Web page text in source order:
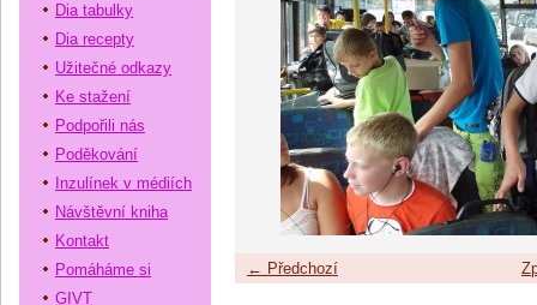
← Předchozí
Dia tabulky
Dia recepty
Užitečné odkazy
Ke stažení
Podpořili nás
Poděkování
Inzulínek v médiích
Návštěvní kniha
Kontakt
Pomáháme si
GIVT